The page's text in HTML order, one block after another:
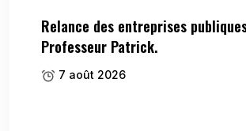
Relance des entreprises
Professeur Patrick.
7 août 2026